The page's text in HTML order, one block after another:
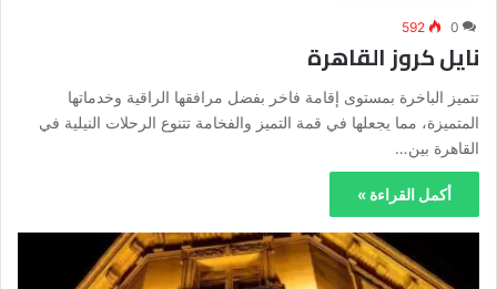
0
592
نايل كروز القاهرة
تتميز الباخرة بمستوى إقامة فاخر بفضل مرافقها الراقية وخدماتها
المتميزة، مما يجعلها في قمة التميز والفخامة تتنوع الرحلات النيلية في
القاهرة بين…
أكمل القراءة »